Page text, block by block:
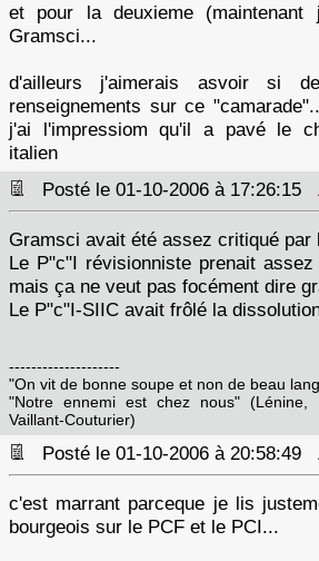
et pour la deuxieme
Gramsci...
d'ailleurs j'aimerais asvoir si
renseignements sur ce
j'ai l'impressiom qu'il a pavé le
italien
Posté le 01-10-2006 à 17:26:15
Gramsci avait été assez critiqué par
Le P"c"I révisionniste prenait
mais ça ne veut pas focément dire
Le P"c"I-SIIC avait frôlé la
--------------------
"On vit de bonne soupe et non de beau
"Notre ennemi est chez nous" (Lénine,
Vaillant-Couturier)
Posté le 01-10-2006 à 20:58:49
c'est marrant parceque je lis
bourgeois sur le PCF et le PCI...